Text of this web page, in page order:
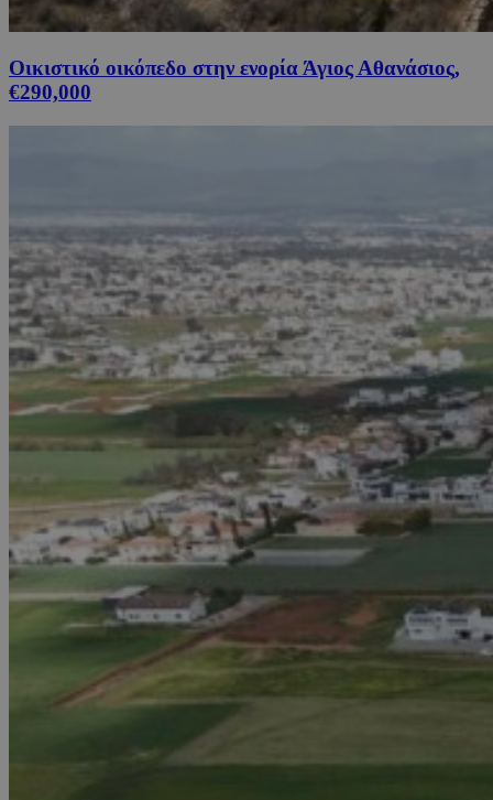
Οικιστικό οικόπεδο στην ενορία Άγιος Αθανάσιος,
€290,000